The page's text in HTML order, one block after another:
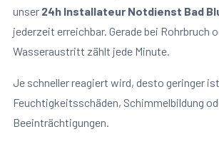
unser 24h Installateur Notdienst Bad
jederzeit erreichbar. Gerade bei Rohrbruch
Wasseraustritt zählt jede Minute.
Je schneller reagiert wird, desto geringer
Feuchtigkeitsschäden, Schimmelbildung
Beeinträchtigungen.